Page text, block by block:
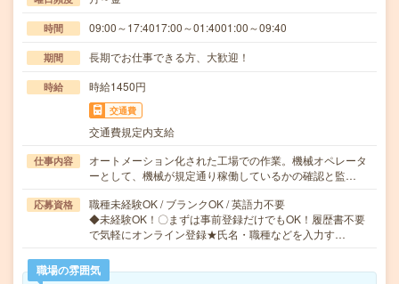
時間 09:00～17:4017:00～01:4001:00～09:40
期間 長期でお仕事できる方、大歓迎！
時給 時給1450円
交通費
交通費規定内支給
仕事内容
オートメーション化された工場での作業。機械オペレータ
ーとして、機械が規定通り稼働しているかの確認と監…
応募資格
職種未経験OK / ブランクOK / 英語力不要
◆未経験OK！〇まずは事前登録だけでもOK！履歴書不要
で気軽にオンライン登録★氏名・職種などを入力す…
職場の雰囲気